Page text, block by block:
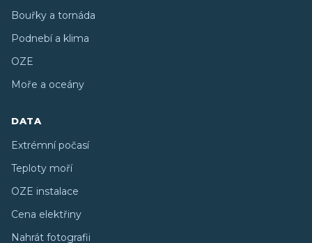
Bouřky a tornáda
Podnebí a klima
OZE
Moře a oceány
DATA
Extrémní počasí
Teploty moří
OZE instalace
Cena elektřiny
Nahrát fotografii